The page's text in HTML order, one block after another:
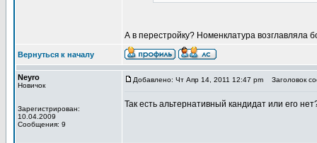
А в перестройку? Номенклатура возглавляла
Вернуться к началу
Neyro
Новичок
Зарегистрирован:
10.04.2009
Сообщения: 9
Добавлено: Чт Апр 14, 2011 12:47 pm Заголовок
Так есть альтернативный кандидат или его